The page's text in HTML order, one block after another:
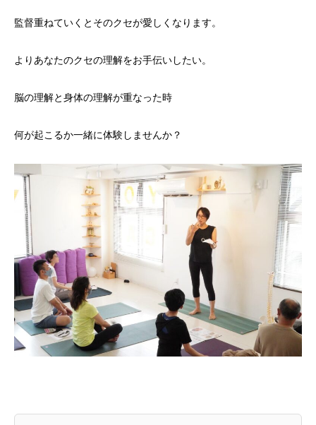
監督重ねていくとそのクセが愛しくなります。
よりあなたのクセの理解をお手伝いしたい。
脳の理解と身体の理解が重なった時
何が起こるか一緒に体験しませんか？